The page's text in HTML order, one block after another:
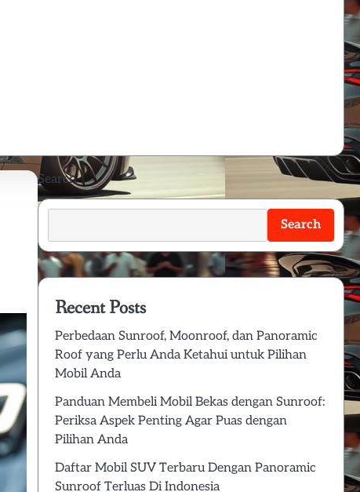
Search
Search
Recent Posts
Perbedaan Sunroof, Moonroof, dan Panoramic
Roof yang Perlu Anda Ketahui untuk Pilihan
Mobil Anda
Panduan Membeli Mobil Bekas dengan Sunroof:
Periksa Aspek Penting Agar Puas dengan
Pilihan Anda
Daftar Mobil SUV Terbaru Dengan Panoramic
Sunroof Terluas Di Indonesia